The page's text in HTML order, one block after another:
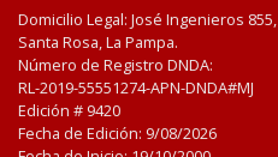
Domicilio Legal: José Ingenieros 855,
Santa Rosa, La Pampa.
Número de Registro DNDA:
RL-2019-55551274-APN-DNDA#MJ
Edición # 9420
Fecha de Edición: 9/08/2026